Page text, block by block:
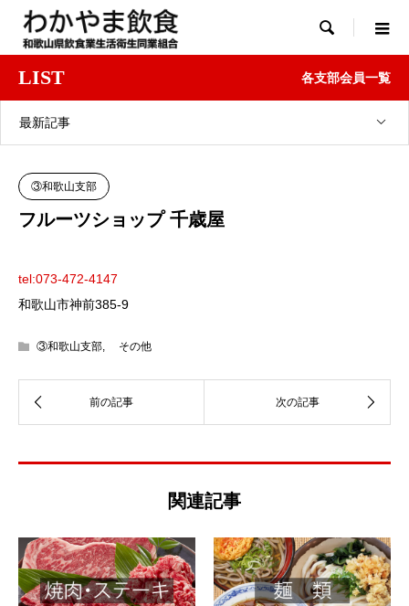

LIST 各支部会員一覧
最新記事
③和歌山支部
フルーツショップ 千歳屋
tel:073-472-4147
和歌山市神前385-9
③和歌山支部, その他
関連記事